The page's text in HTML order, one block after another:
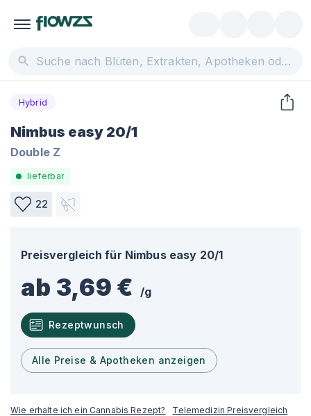
Hybrid
Nimbus easy 20/1
Double Z
lieferbar
22
Preisvergleich für Nimbus easy 20/1
ab 3,69 € /g
Rezeptwunsch
Alle Preise & Apotheken anzeigen
Wie erhalte ich ein Cannabis Rezept?
Telemedizin Preisvergleich